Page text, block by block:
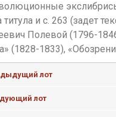
и с. 263 (задет
Полевой (1796-
(1828-1833),
лот
лот